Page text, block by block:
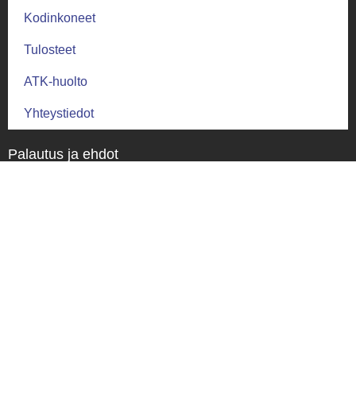
Kodinkoneet
Tulosteet
ATK-huolto
Yhteystiedot
Palautus ja ehdot